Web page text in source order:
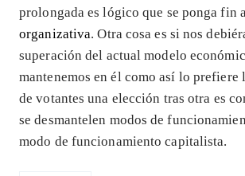
prolongada es lógico que se ponga fin
organizativa. Otra cosa es si nos
superación del actual modelo
mantenemos en él como así lo prefiere
de votantes una elección tras otra es
se desmantelen modos de
modo de funcionamiento capitalista.